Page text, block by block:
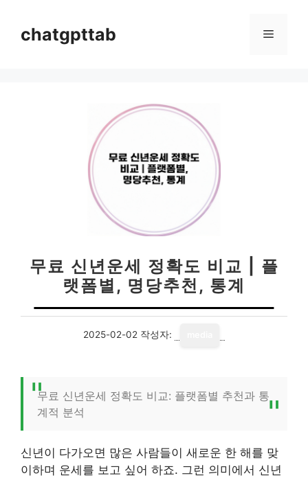
chatgpttab 메
무료 신년운세 정확도 비교 | 플
랫폼별, 명당추천, 통계
2025-02-02 작성자:
무료 신년운세 정확도 비교: 플랫폼별 추천과 통
계적 분석
신년이 다가오면 많은 사람들이 새로운 한 해를 맞
이하며 운세를 보고 싶어 하죠. 그런 의미에서 신년